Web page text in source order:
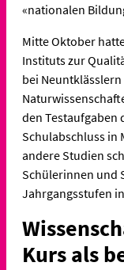
«nationalen
Mitte Oktober
Instituts zur
bei
den Testaufgaben
Schulabschluss in
andere Studien
Schülerinnen und
Jahrgangsstufen
Kurs als